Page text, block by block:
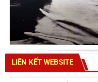
LIÊN KẾT WEBSITE